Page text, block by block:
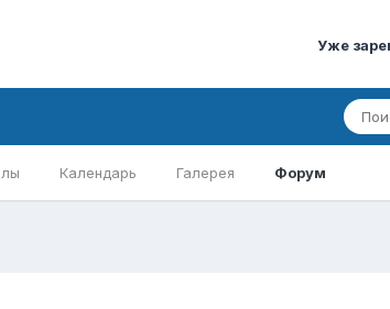
Уже
Календарь Галерея Форум